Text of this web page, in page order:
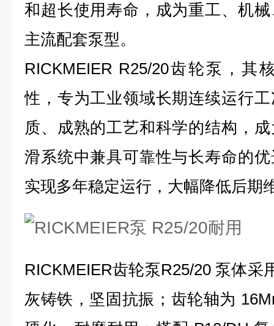
和超长使用寿命，成为重工、机
主流配套泵型。
RICKMEIER R25/20齿轮泵，其
性，专为工业领域长期连续运行
质、成熟的工艺和科学的结构，
滑系统中兼具可靠性与长寿命的
实现多年稳定运行，大幅降低后期
RICKMEIER齿轮泵R25/20 泵体采
灰铸铁，坚固抗振；齿轮轴为